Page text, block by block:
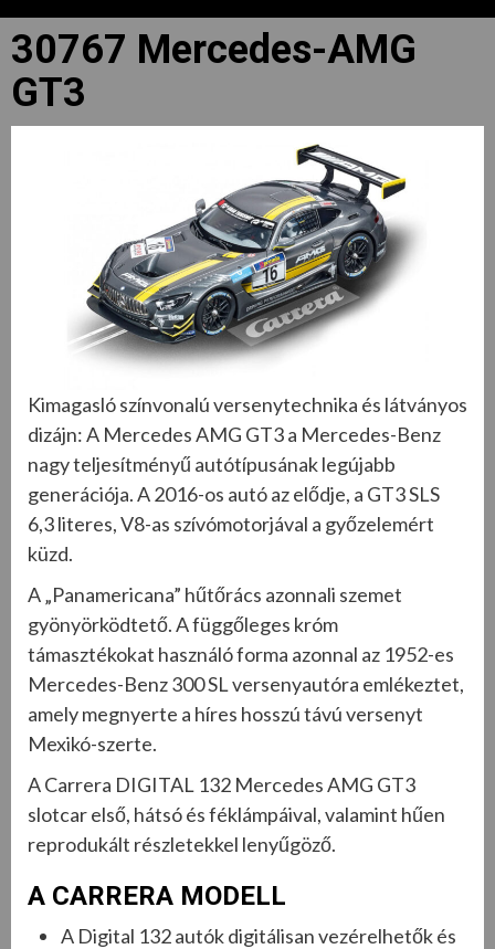
30767 Mercedes-AMG
GT3
Kimagasló színvonalú versenytechnika és látványos
dizájn: A Mercedes AMG GT3 a Mercedes-Benz
nagy teljesítményű autótípusának legújabb
generációja. A 2016-os autó az elődje, a GT3 SLS
6,3 literes, V8-as szívómotorjával a győzelemért
küzd.
A „Panamericana” hűtőrács azonnali szemet
gyönyörködtető. A függőleges króm
támasztékokat használó forma azonnal az 1952-es
Mercedes-Benz 300 SL versenyautóra emlékeztet,
amely megnyerte a híres hosszú távú versenyt
Mexikó-szerte.
A Carrera DIGITAL 132 Mercedes AMG GT3
slotcar első, hátsó és féklámpáival, valamint hűen
reprodukált részletekkel lenyűgöző.
A CARRERA MODELL
A Digital 132 autók digitálisan vezérelhetők és